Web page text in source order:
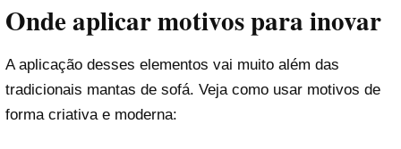
Onde aplicar motivos para inovar
A aplicação desses elementos vai muito além das
tradicionais mantas de sofá. Veja como usar motivos de
forma criativa e moderna: